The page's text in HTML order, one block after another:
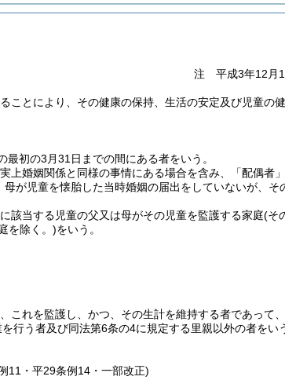
注 平成3年12月
ことにより、その健康の保持、生活の安定及び児童の
初の3月31日までの間にある者をいう。
上婚姻関係と同様の事情にある場合を含み、「配偶者
が児童を懐胎した当時婚姻の届出をしていないが、
該当する児童の父又は母がその児童を監護する家庭(そ
を除く。)をいう。
これを監護し、かつ、その生計を維持する者であって
行う者及び同法第6条の4に規定する里親以外の者をい
11・平29条例14・一部改正)